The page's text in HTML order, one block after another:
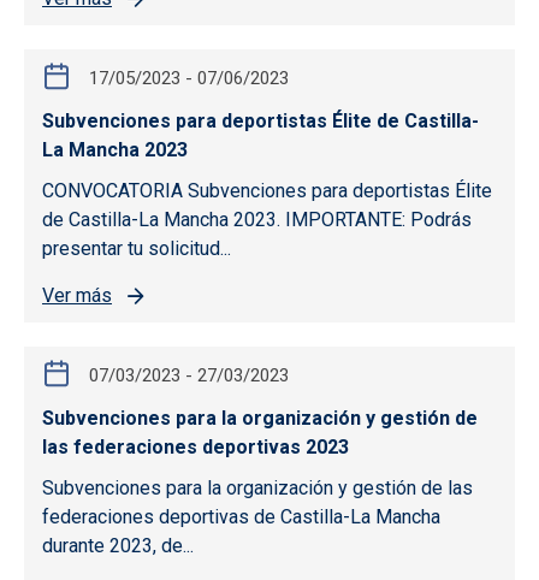
17/05/2023 - 07/06/2023
Subvenciones para deportistas Élite de Castilla-
La Mancha 2023
CONVOCATORIA Subvenciones para deportistas Élite
de Castilla-La Mancha 2023. IMPORTANTE: Podrás
presentar tu solicitud...
Ver más
07/03/2023 - 27/03/2023
Subvenciones para la organización y gestión de
las federaciones deportivas 2023
Subvenciones para la organización y gestión de las
federaciones deportivas de Castilla-La Mancha
durante 2023, de...